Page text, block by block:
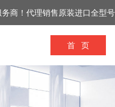
商！代理销售原装进口全型
首 页